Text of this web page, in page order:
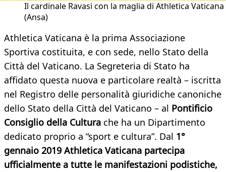
Il cardinale Ravasi con la maglia di Athletica Vaticana
(Ansa)
Athletica Vaticana è la prima Associazione
Sportiva costituita, e con sede, nello Stato della
Città del Vaticano. La Segreteria di Stato ha
affidato questa nuova e particolare realtà – iscritta
nel Registro delle personalità giuridiche canoniche
dello Stato della Città del Vaticano – al Pontificio
Consiglio della Cultura che ha un Dipartimento
dedicato proprio a “sport e cultura”. Dal 1°
gennaio 2019 Athletica Vaticana partecipa
ufficialmente a tutte le manifestazioni podistiche,